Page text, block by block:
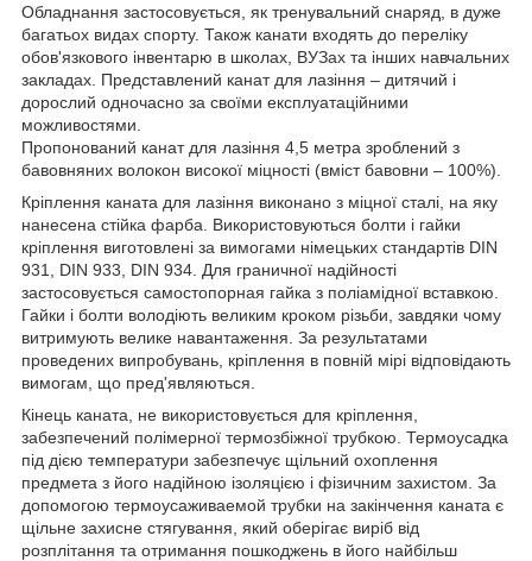
Обладнання застосовується, як тренувальний снаряд, в дуже
багатьох видах спорту. Також канати входять до переліку
обов'язкового інвентарю в школах, ВУЗах та інших навчальних
закладах. Представлений канат для лазіння – дитячий і
дорослий одночасно за своїми експлуатаційними
можливостями.
Пропонований канат для лазіння 4,5 метра зроблений з
бавовняних волокон високої міцності (вміст бавовни – 100%).
Кріплення каната для лазіння виконано з міцної сталі, на яку
нанесена стійка фарба. Використовуються болти і гайки
кріплення виготовлені за вимогами німецьких стандартів DIN
931, DIN 933, DIN 934. Для граничної надійності
застосовується самостопорная гайка з поліамідної вставкою.
Гайки і болти володіють великим кроком різьби, завдяки чому
витримують велике навантаження. За результатами
проведених випробувань, кріплення в повній мірі відповідають
вимогам, що пред'являються.
Кінець каната, не використовується для кріплення,
забезпечений полімерної термозбіжної трубкою. Термоусадка
під дією температури забезпечує щільний охоплення
предмета з його надійною ізоляцією і фізичним захистом. За
допомогою термоусаживаемой трубки на закінчення каната є
щільне захисне стягування, який оберігає виріб від
розплітання та отримання пошкоджень в його найбільш